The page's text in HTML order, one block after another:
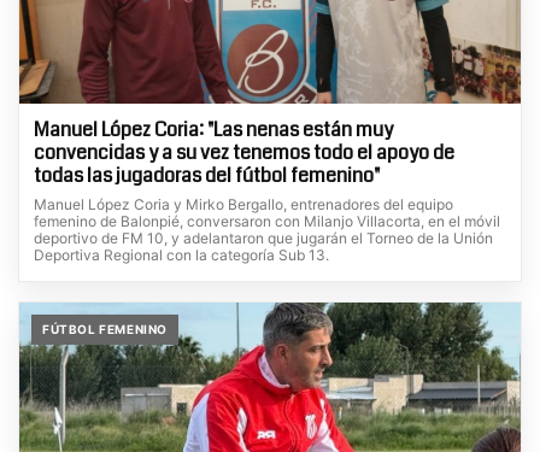
Manuel López Coria: "Las nenas están muy
convencidas y a su vez tenemos todo el apoyo de
todas las jugadoras del fútbol femenino"
Manuel López Coria y Mirko Bergallo, entrenadores del equipo
femenino de Balonpié, conversaron con Milanjo Villacorta, en el móvil
deportivo de FM 10, y adelantaron que jugarán el Torneo de la Unión
Deportiva Regional con la categoría Sub 13.
FÚTBOL FEMENINO